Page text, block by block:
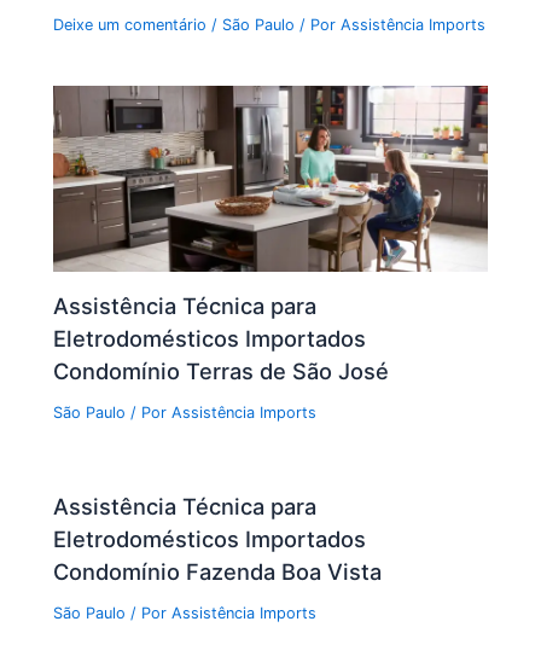
Deixe um comentário / São Paulo / PorAssistência Imports
Assistência Técnica para
Eletrodomésticos Importados
Condomínio Terras de São José
São Paulo / PorAssistência Imports
Assistência Técnica para
Eletrodomésticos Importados
Condomínio Fazenda Boa Vista
São Paulo / PorAssistência Imports